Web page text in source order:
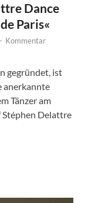
Dance
Paris«
- Kommentar
gegründet, ist
anerkannte
Tänzer am
Delattre